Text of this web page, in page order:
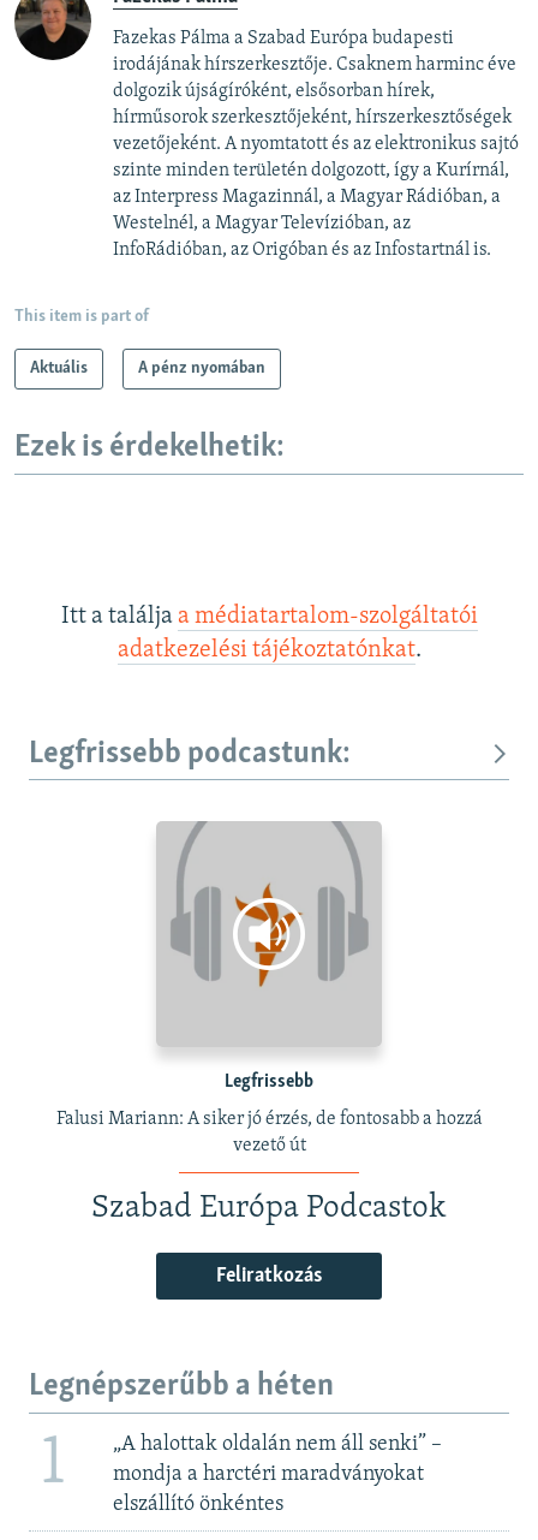
Fazekas Pálma a Szabad Európa budapesti
irodájának hírszerkesztője. Csaknem harminc éve
dolgozik újságíróként, elsősorban hírek,
hírműsorok szerkesztőjeként, hírszerkesztőségek
vezetőjeként. A nyomtatott és az elektronikus sajtó
szinte minden területén dolgozott, így a Kurírnál,
az Interpress Magazinnál, a Magyar Rádióban, a
Westelnél, a Magyar Televízióban, az
InfoRádióban, az Origóban és az Infostartnál is.
This item is part of
Aktuális A pénz nyomában
Ezek is érdekelhetik:
Itt a találja a médiatartalom-szolgáltatói
adatkezelési tájékoztatónkat.
Legfrissebb podcastunk:
Legfrissebb
Falusi Mariann: A siker jó érzés, de fontosabb a hozzá
vezető út
Szabad Európa Podcastok
Feliratkozás
Legnépszerűbb a héten
1
„A halottak oldalán nem áll senki” –
mondja a harctéri maradványokat
elszállító önkéntes